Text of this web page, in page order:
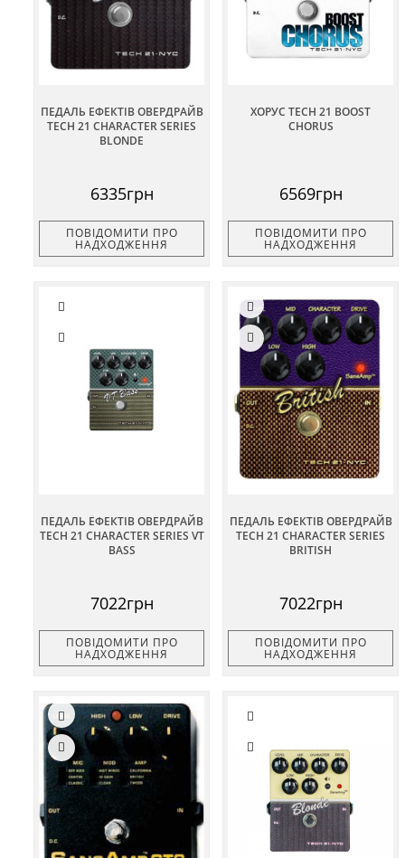
ПЕДАЛЬ ЕФЕКТІВ ОВЕРДРАЙВ
TECH 21 CHARACTER SERIES
BLONDE
6335грн
ПОВІДОМИТИ ПРО
НАДХОДЖЕННЯ
ХОРУС TECH 21 BOOST
CHORUS
6569грн
ПОВІДОМИТИ ПРО
НАДХОДЖЕННЯ
ПЕДАЛЬ ЕФЕКТІВ ОВЕРДРАЙВ
TECH 21 CHARACTER SERIES VT
BASS
7022грн
ПОВІДОМИТИ ПРО
НАДХОДЖЕННЯ
ПЕДАЛЬ ЕФЕКТІВ ОВЕРДРАЙВ
TECH 21 CHARACTER SERIES
BRITISH
7022грн
ПОВІДОМИТИ ПРО
НАДХОДЖЕННЯ